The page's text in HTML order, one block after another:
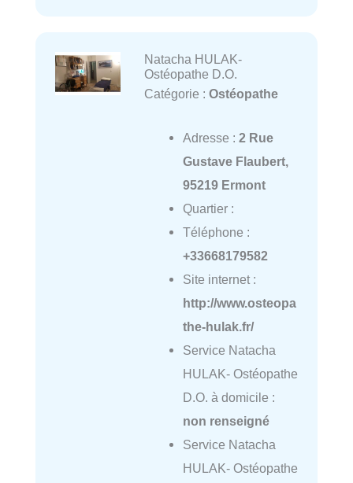
Natacha HULAK-
Ostéopathe D.O.
Catégorie : Ostéopathe
Adresse : 2 Rue
Gustave Flaubert,
95219 Ermont
Quartier :
Téléphone :
+33668179582
Site internet :
http://www.osteopa
the-hulak.fr/
Service Natacha
HULAK- Ostéopathe
D.O. à domicile :
non renseigné
Service Natacha
HULAK- Ostéopathe